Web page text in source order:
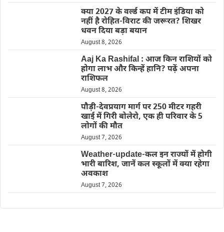
क्या 2027 के वर्ल्ड कप में टीम इंडिया को
नहीं है रोहित-विराट की जरूरत? शिखर
धवन दिया बड़ा बयान
August 8, 2026
Aaj Ka Rashifal : आज किन राशियों को
होगा लाभ और किन्हें हानि? पढ़ें अपना
राशिफल
August 8, 2026
पौड़ी-देवप्रयाग मार्ग पर 250 मीटर गहरी
खाई में गिरी बोलेरो, एक ही परिवार के 5
लोगों की मौत
August 7, 2026
Weather-update-कल इन राज्यों में होगी
भारी बारिश, जानें कल स्कूलों में क्या रहेगा
अवकाश
August 7, 2026